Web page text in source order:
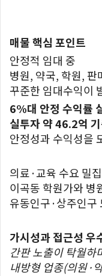
매물 핵심 포인트
안정적 임대 중
병원, 약국, 학원, 판
꾸준한 임대수익이
6%대 안정 수익률
실투자 약 46.2억
안정성과 수익성을
의료·교육 수요 밀
이곡동 학원가와 병
유동인구·상주인구
가시성과 접근성 우
간판 노출이 탁월하
내방형 업종(의원·